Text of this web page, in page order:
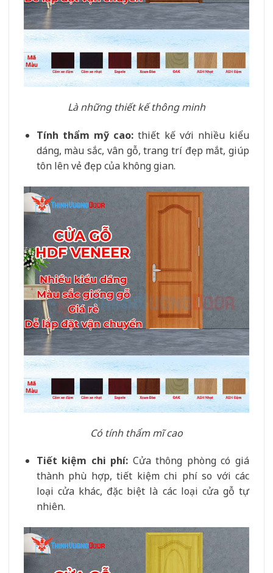
Là những thiết kế thông minh
Tính thẩm mỹ cao: thiết kế với nhiều kiểu
dáng, màu sắc, vân gỗ, trang trí đẹp mắt, giúp
tôn lên vẻ đẹp của không gian.
Có tính thẩm mĩ cao
Tiết kiệm chi phí: Cửa thông phòng có giá
thành phù hợp, tiết kiệm chi phí so với các
loại cửa khác, đặc biệt là các loại cửa gỗ tự
nhiên.